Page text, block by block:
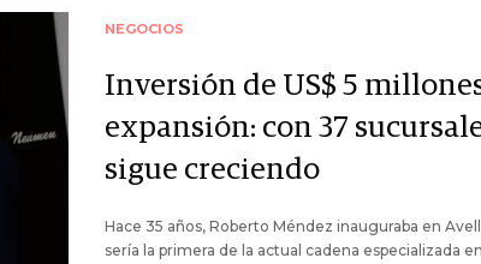
NEGOCIOS
Inversión de US$ 5
expansión: con 37
sigue creciendo
Hace 35 años, Roberto Méndez inauguraba en
sería la primera de la actual cadena especializada